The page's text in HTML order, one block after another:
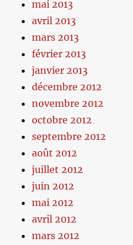
mai 2013
avril 2013
mars 2013
février 2013
janvier 2013
décembre 2012
novembre 2012
octobre 2012
septembre 2012
août 2012
juillet 2012
juin 2012
mai 2012
avril 2012
mars 2012